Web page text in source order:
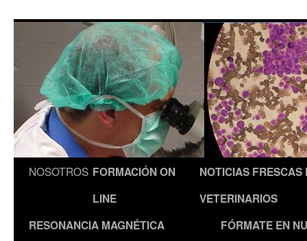
NOSOTROS FORMACIÓN ON
LINE
NOTICIAS FRESCAS
VETERINARIOS
RESONANCIA MAGNÉTICA
FÓRMATE EN